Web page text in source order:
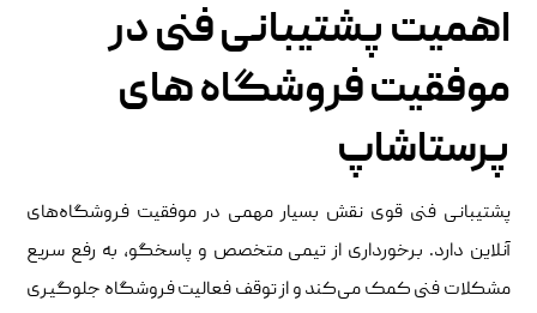
اهمیت پشتیبانی فنی در
موفقیت فروشگاه‌ های
پرستاشاپ
پشتیبانی فنی قوی نقش بسیار مهمی در موفقیت فروشگاه‌های
آنلاین دارد. برخورداری از تیمی متخصص و پاسخگو، به رفع سریع
مشکلات فنی کمک می‌کند و از توقف فعالیت فروشگاه جلوگیری